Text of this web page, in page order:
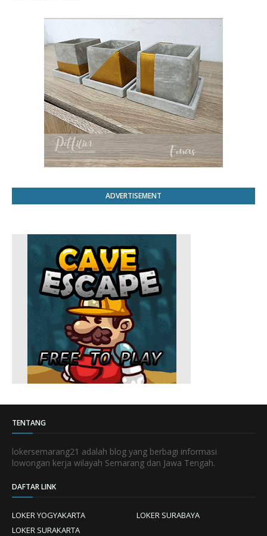
ADVERTISEMENT
TENTANG
lokersemarang21 adalah blog yang berbagi informasi
lowongan kerja wilayah Semarang dan Jawa Tengah.
DAFTAR LINK
LOKER YOGYAKARTA
LOKER SURABAYA
LOKER SURAKARTA